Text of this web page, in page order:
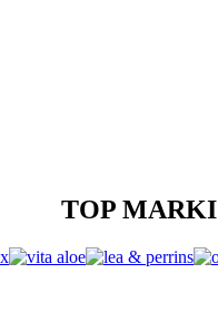
TOP MARKI